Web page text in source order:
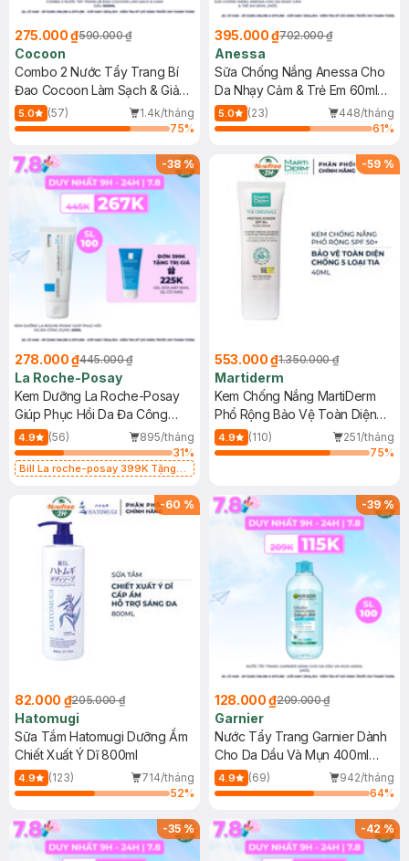
275.000 ₫590.000 ₫
Cocoon
Combo 2 Nước Tẩy Trang Bí
Đao Cocoon Làm Sạch & Giảm
Dầu 500ml
5.0 (57)
1.4k/tháng
75%
395.000 ₫702.000 ₫
Anessa
Sữa Chống Nắng Anessa Cho
Da Nhạy Cảm & Trẻ Em 60ml
(Mới)
5.0 (23)
448/tháng
61%
-38%
278.000 ₫445.000 ₫
La Roche-Posay
Kem Dưỡng La Roche-Posay
Giúp Phục Hồi Da Đa Công
Dụng 40ml
4.9 (56)
895/tháng
31%
Bill La roche-posay 399K Tặng
(SL có hạn)
-59 %
553.000 ₫1.350.000 ₫
Martiderm
Kem Chống Nắng MartiDerm
Phổ Rộng Bảo Vệ Toàn Diện
40ml
4.9 (110)
251/tháng
75%
-60 %
82.000 ₫205.000 ₫
Hatomugi
Sữa Tắm Hatomugi Dưỡng Ẩm
Chiết Xuất Ý Dĩ 800ml
4.9 (123)
714/tháng
52%
-39%
128.000 ₫209.000 ₫
Garnier
Nước Tẩy Trang Garnier Dành
Cho Da Dầu Và Mụn 400ml
(Mới)
4.9 (69)
942/tháng
64%
-35% -42%